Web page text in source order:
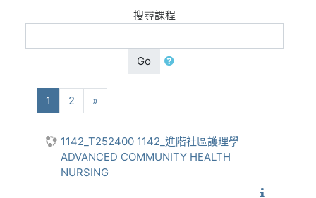
搜尋課程
Go
1 (current)
2 »
1142_T252400 1142_進階社區護理學
ADVANCED COMMUNITY HEALTH
NURSING